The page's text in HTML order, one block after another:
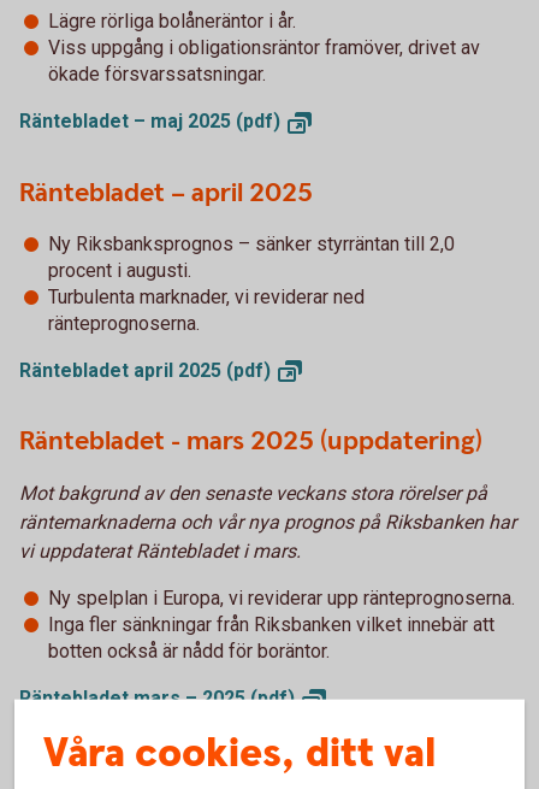
Lägre rörliga bolåneräntor i år.
Viss uppgång i obligationsräntor framöver, drivet av
ökade försvarssatsningar.
Räntebladet – maj 2025 (pdf)
Räntebladet – april 2025
Ny Riksbanksprognos – sänker styrräntan till 2,0
procent i augusti.
Turbulenta marknader, vi reviderar ned
ränteprognoserna.
Räntebladet april 2025 (pdf)
Räntebladet - mars 2025 (uppdatering)
Mot bakgrund av den senaste veckans stora rörelser på
räntemarknaderna och vår nya prognos på Riksbanken har
vi uppdaterat Räntebladet i mars.
Ny spelplan i Europa, vi reviderar upp ränteprognoserna.
Inga fler sänkningar från Riksbanken vilket innebär att
botten också är nådd för boräntor.
Räntebladet mars – 2025(pdf)
Räntebladet – februari 2025
Våra cookies, ditt val